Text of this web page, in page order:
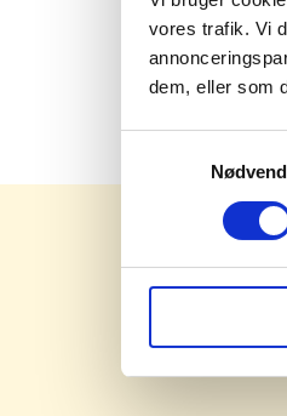
vores trafik. Vi
dem, eller som